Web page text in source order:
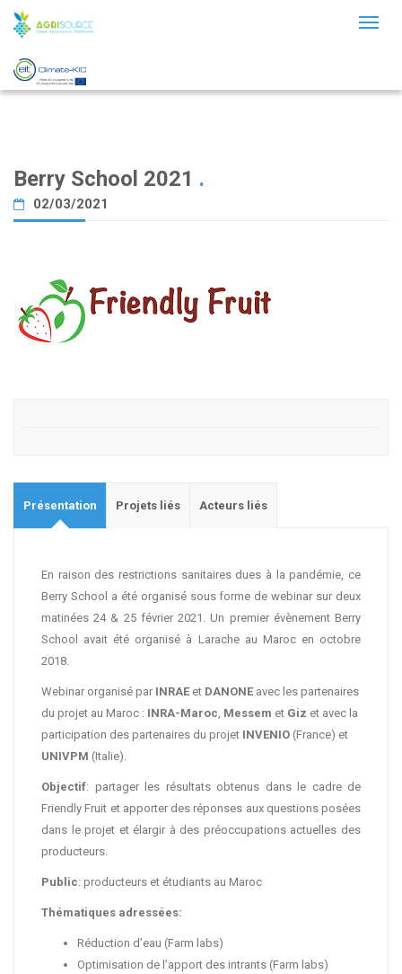
Berry School 2021 .
02/03/2021
Présentation Projets liés Acteurs liés
En raison des restrictions sanitaires dues à la pandémie, ce
Berry School a été organisé sous forme de webinar sur deux
matinées 24 & 25 février 2021. Un premier évènement Berry
School avait été organisé à Larache au Maroc en octobre
2018.
Webinar organisé par INRAE et DANONE avec les partenaires
du projet au Maroc : INRA-Maroc, Messem et Giz et avec la
participation des partenaires du projet INVENIO (France) et
UNIVPM (Italie).
Objectif: partager les résultats obtenus dans le cadre de
Friendly Fruit et apporter des réponses aux questions posées
dans le projet et élargir à des préoccupations actuelles des
producteurs.
Public: producteurs et étudiants au Maroc
Thématiques adressées:
Réduction d’eau (Farm labs)
Optimisation de l’apport des intrants (Farm labs)